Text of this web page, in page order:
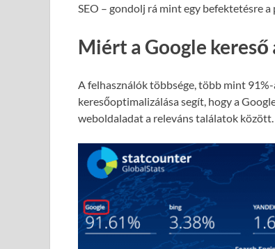
SEO – gondolj rá mint egy befektetésre
Miért a Google
A felhasználók többsége, több mint
keresőoptimalizálása segít, hogy a
weboldaladat a releváns találatok között.